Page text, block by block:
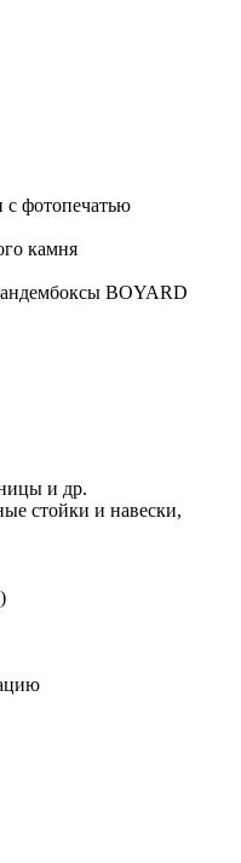
фотопечатью
камня
BOYARD
и др.
стойки и навески,